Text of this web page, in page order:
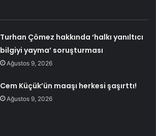
Turhan Çömez hakkında ‘halkı yanıltıcı
bilgiyi yayma’ soruşturması
Ağustos 9, 2026
Cem Küçük’ün maaşı herkesi şaşırttı!
Ağustos 9, 2026